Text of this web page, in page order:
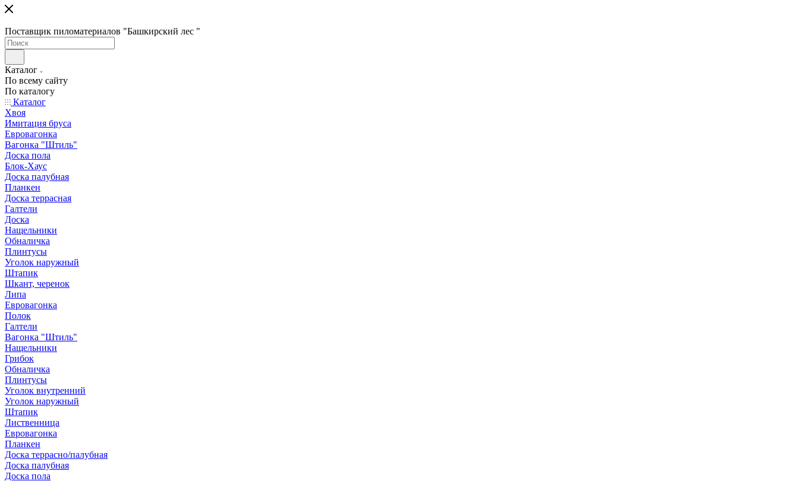
Поставщик пиломатериалов "Башкирский лес "
Каталог
По всему сайту
По каталогу
Каталог
Хвоя
Имитация бруса
Евровагонка
Вагонка "Штиль"
Доска пола
Блок-Хаус
Доска палубная
Планкен
Доска террасная
Галтели
Доска
Нащельники
Обналичка
Плинтусы
Уголок наружный
Штапик
Шкант, черенок
Липа
Евровагонка
Полок
Галтели
Вагонка "Штиль"
Нащельники
Грибок
Обналичка
Плинтусы
Уголок внутренний
Уголок наружный
Штапик
Лиственница
Евровагонка
Планкен
Доска террасно/палубная
Доска палубная
Доска пола